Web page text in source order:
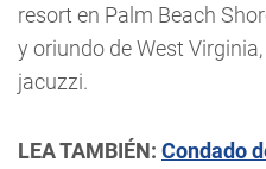
resort en Palm Beach
y oriundo de West
jacuzzi.
LEA TAMBIÉN: Condado